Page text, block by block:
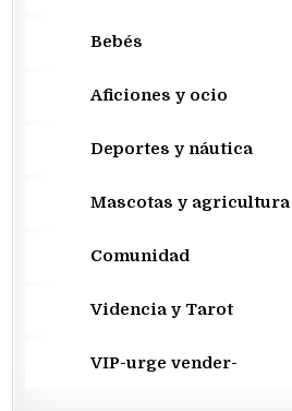
Bebés
Aficiones y ocio
Deportes y náutica
Mascotas y agricultura
Comunidad
Videncia y Tarot
VIP-urge vender-